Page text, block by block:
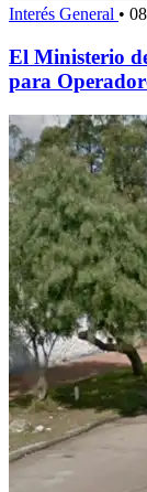
Interés General •
El Ministerio
para